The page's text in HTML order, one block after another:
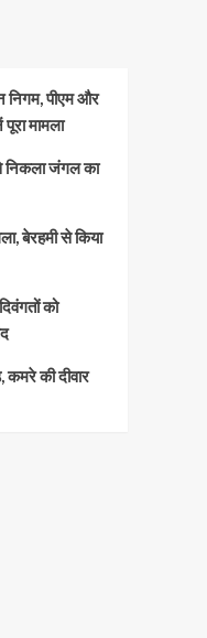
निगम, पीएम और
मामला
निकला जंगल का
बेरहमी से किया
को
की दीवार